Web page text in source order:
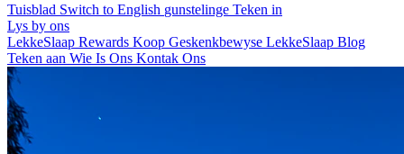
Tuisblad Switch to English gunstelinge Teken in
Lys by ons
LekkeSlaap Rewards Koop Geskenkbewyse LekkeSlaap Blog
Teken aan Wie Is Ons Kontak Ons